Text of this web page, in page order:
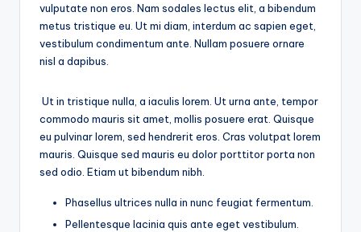
vulputate non eros. Nam sodales lectus elit, a bibendum
metus tristique eu. Ut mi diam, interdum ac sapien eget,
vestibulum condimentum ante. Nullam posuere ornare
nisl a dapibus.
Ut in tristique nulla, a iaculis lorem. Ut urna ante, tempor
commodo mauris sit amet, mollis posuere erat. Quisque
eu pulvinar lorem, sed hendrerit eros. Cras volutpat lorem
mauris. Quisque sed mauris eu dolor porttitor porta non
sed odio. Etiam ut bibendum nibh.
Phasellus ultrices nulla in nunc feugiat fermentum.
Pellentesque lacinia quis ante eget vestibulum.